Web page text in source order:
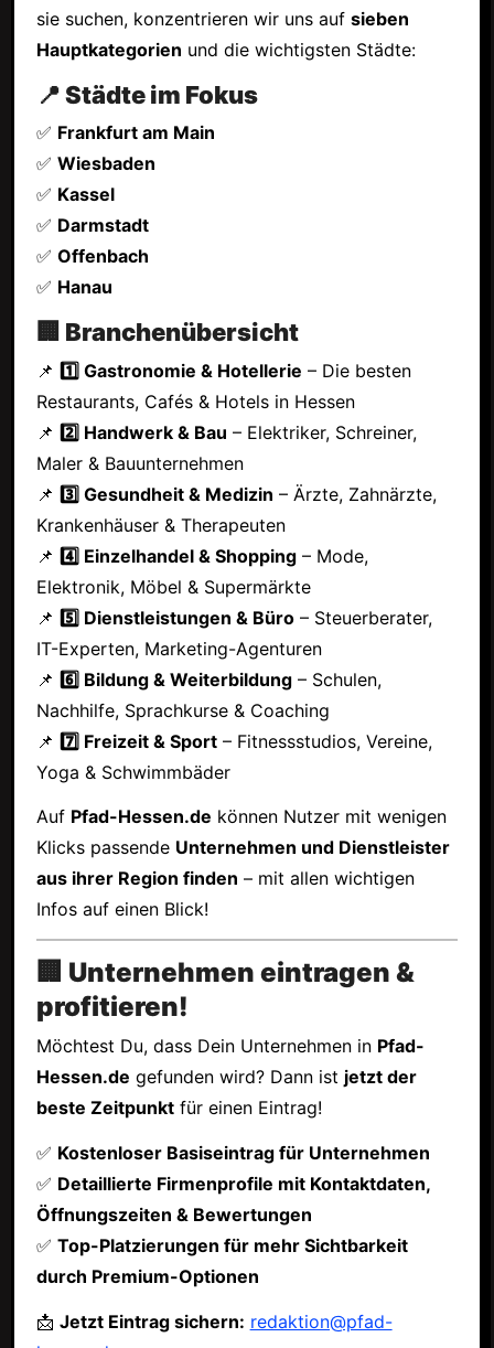
sie suchen, konzentrieren wir uns auf sieben
Hauptkategorien und die wichtigsten Städte:
📍 Städte im Fokus
✅ Frankfurt am Main
✅ Wiesbaden
✅ Kassel
✅ Darmstadt
✅ Offenbach
✅ Hanau
🏢 Branchenübersicht
📌 1️⃣ Gastronomie & Hotellerie – Die besten
Restaurants, Cafés & Hotels in Hessen
📌 2️⃣ Handwerk & Bau – Elektriker, Schreiner,
Maler & Bauunternehmen
📌 3️⃣ Gesundheit & Medizin – Ärzte, Zahnärzte,
Krankenhäuser & Therapeuten
📌 4️⃣ Einzelhandel & Shopping– Mode,
Elektronik, Möbel & Supermärkte
📌 5️⃣ Dienstleistungen & Büro– Steuerberater,
IT-Experten, Marketing-Agenturen
📌 6️⃣ Bildung & Weiterbildung– Schulen,
Nachhilfe, Sprachkurse & Coaching
📌 7️⃣ Freizeit & Sport– Fitnessstudios, Vereine,
Yoga & Schwimmbäder
Auf Pfad-Hessen.de können Nutzer mit wenigen
Klicks passende Unternehmen und Dienstleister
aus ihrer Region finden – mit allen wichtigen
Infos auf einen Blick!
🏢 Unternehmen eintragen &
profitieren!
Möchtest Du, dass Dein Unternehmen in Pfad-
Hessen.de gefunden wird? Dann ist jetzt der
beste Zeitpunktfür einen Eintrag!
✅ Kostenloser Basiseintrag für Unternehmen
✅ Detaillierte Firmenprofile mit Kontaktdaten,
Öffnungszeiten & Bewertungen
✅ Top-Platzierungen für mehr Sichtbarkeit
durch Premium-Optionen
📩 Jetzt Eintrag sichern: redaktion@pfad-